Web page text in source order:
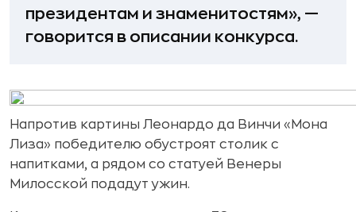
президентам и знаменитостям», —
говорится в описании конкурса.
Напротив картины Леонардо да Винчи «Мона
Лиза» победителю обустроят столик с
напитками, а рядом со статуей Венеры
Милосской подадут ужин.